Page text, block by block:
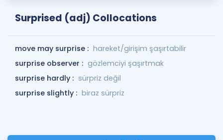
Surprised (adj) Collocations
move may surprise : hareket/girişim şaşırtabilir
surprise observer : gözlemciyi şaşırtmak
surprise hardly : sürpriz değil
surprise slightly : biraz sürpriz